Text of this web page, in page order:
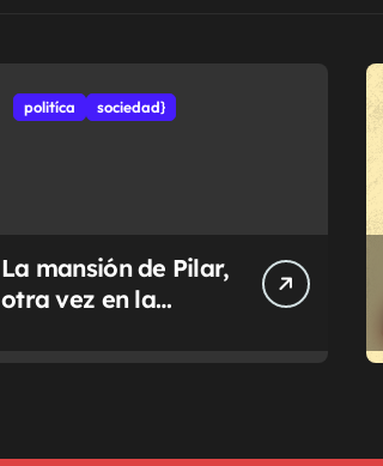
politíca sociedad}
La mansión de Pilar,
otra vez en la